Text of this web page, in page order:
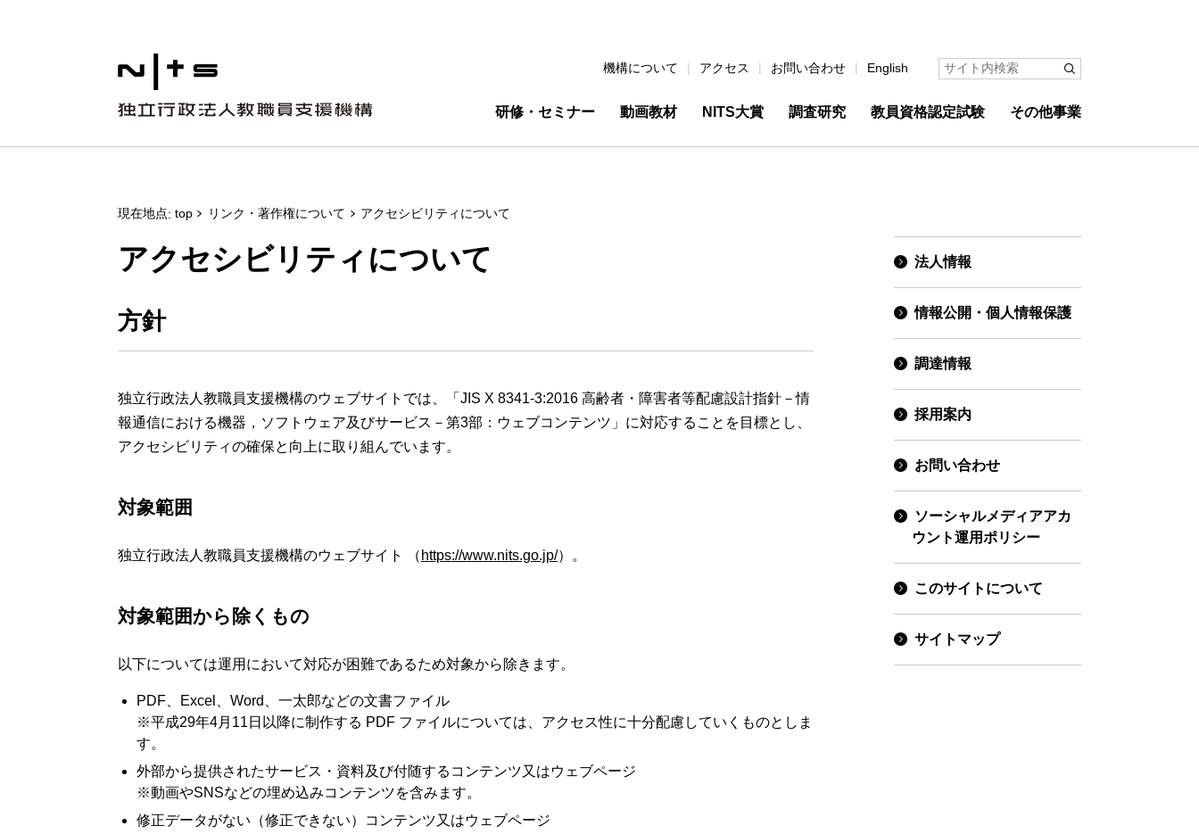
研修・セミナー 動画教材 NITS大賞 調査研究 教員資格認定試験 その他事業
機構について アクセス お問い合わせ English
現在地点 top リンク・著作権について アクセシビリティについて
アクセシビリティについて
方針
独立行政法人教職員支援機構のウェブサイトでは、「JIS X 8341-3:2016 高齢者・障害者等配慮設計指針－情
報通信における機器，ソフトウェア及びサービス－第3部：ウェブコンテンツ」に対応することを目標とし、
アクセシビリティの確保と向上に取り組んでいます。
対象範囲
独立行政法人教職員支援機構のウェブサイト （ https://www.nits.go.jp/）。
対象範囲から除くもの
以下については運用において対応が困難であるため対象から除きます。
PDF、Excel、Word、一太郎などの文書ファイル
※平成29年4月11日以降に制作する PDF ファイルについては、アクセス性に十分配慮していくものとしま
す。
外部から提供されたサービス・資料及び付随するコンテンツ又はウェブページ
※動画やSNSなどの埋め込みコンテンツを含みます。
修正データがない（修正できない）コンテンツ又はウェブページ
法人情報
情報公開・個人情報保護
調達情報
採用案内
お問い合わせ
ソーシャルメディアアカ
ウント運用ポリシー
このサイトについて
サイトマップ